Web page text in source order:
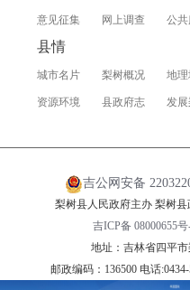
意见征集 网上调查 公
县情
城市名片 梨树概况 地理
资源环境 县政府志 发
吉公网安备
梨树县人民政府主办 梨树
吉ICP备 08000655号
地址：吉林省四平
邮政编码：136500 电话